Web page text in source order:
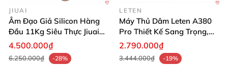
JIUAI
Âm Đạo Giả Silicon Hàng
Đầu 11Kg Siêu Thực Jiuai
Nhật
4.500.000₫
6.250.000₫
-28%
LETEN
Máy Thủ Dâm Leten A380
Pro Thiết Kế Sang Trọng,
Cảm Giác Thật
2.790.000₫
3.444.000₫
-19%